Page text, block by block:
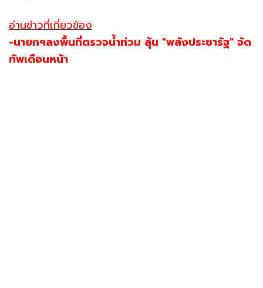
อ่านข่าวที่เกี่ยวข้อง
-นายกฯลงพื้นที่ตรวจน้ำท่วม ลุ้น "พลังประชารัฐ" จัด
ทัพเดือนหน้า